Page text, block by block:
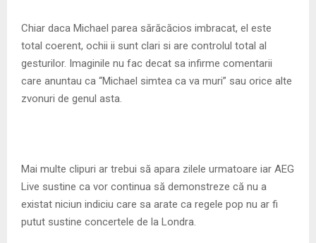
Chiar daca Michael parea sărăcăcios imbracat, el este
total coerent, ochii ii sunt clari si are controlul total al
gesturilor. Imaginile nu fac decat sa infirme comentarii
care anuntau ca “Michael simtea ca va muri” sau orice alte
zvonuri de genul asta.
Mai multe clipuri ar trebui să apara zilele urmatoare iar AEG
Live sustine ca vor continua să demonstreze că nu a
existat niciun indiciu care sa arate ca regele pop nu ar fi
putut sustine concertele de la Londra.